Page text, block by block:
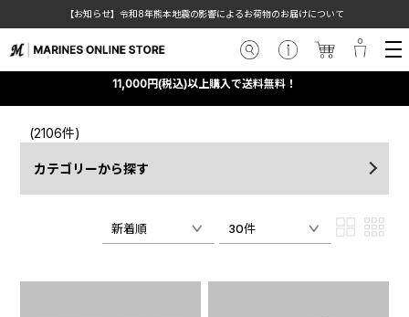
知らせ】令和8年熊本地震の影響によるお荷物のお届けについて
11,000円(税込)以上購入で送料無料！
(2106件)
カテゴリーから探す
新着順 30件